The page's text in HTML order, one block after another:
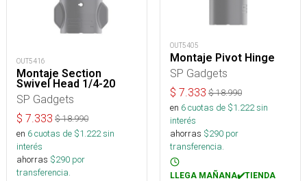
OUT5416
Montaje Section
Swivel Head 1/4-20
SP Gadgets
$ 7.333 $18.990
en 6cuotas de $1.222sin
interés
ahorras $290 por
transferencia.
OUT5405
Montaje Pivot Hinge
SP Gadgets
$ 7.333 $18.990
en 6cuotas de $1.222sin
interés
ahorras $290 por
transferencia.
LLEGA MAÑANA✔️TIENDA